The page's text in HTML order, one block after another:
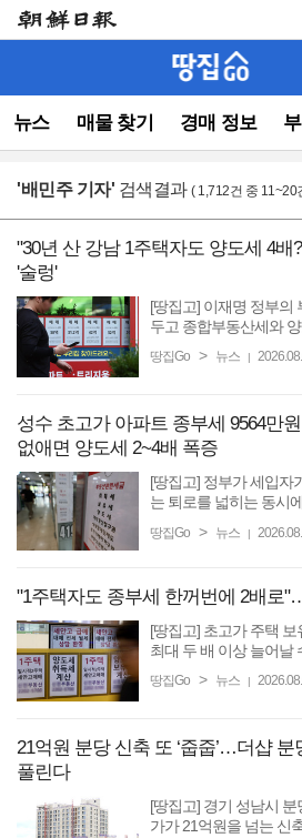
뉴스 매물 찾기 경매 정보
뉴
(컨
영
'배민주 기자' 검색결과 ( 1,712건 중 11~20
"30년 산 강남 1주택자도 양도세 4배
'술렁'
[땅집고] 이재명 정부의
두고 종합부동산세와
커뮤니티를 중심으로
땅집Go > 뉴스
성수 초고가 아파트 종부세 9564만
없애면 양도세 2~4배 폭증
[땅집고] 정부가 세입자
는 퇴로를 넓히는 동시
집도 팔 수 있도록 거래
땅집Go > 뉴스 |
"1주택자도 종부세 한꺼번에 2배로
[땅집고] 초고가 주택
최대 두 배 이상 늘어날
율을 초고가 주택에 대
땅집Go > 뉴스
21억원 분당 신축 또 ‘줍줍’…더샵 분
풀린다
[땅집고] 경기 성남시
가가 21억원을 넘는 신